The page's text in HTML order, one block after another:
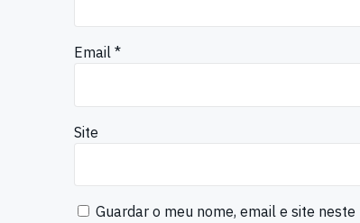
Email *
Site
Guardar o meu nome, email e site